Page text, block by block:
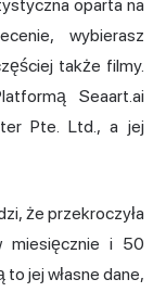
oparta na
wybierasz
także filmy.
Seaart.ai
Pte. Ltd., a jej
że przekroczyła
miesięcznie i 50
to jej własne dane,